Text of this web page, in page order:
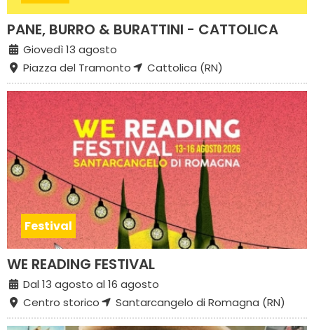
PANE, BURRO & BURATTINI - CATTOLICA
Giovedì 13 agosto
Piazza del Tramonto
Cattolica (RN)
Festival
WE READING FESTIVAL
Dal 13 agosto al 16 agosto
Centro storico
Santarcangelo di Romagna (RN)